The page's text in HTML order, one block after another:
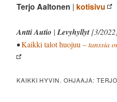
Terjo Aaltonen | kotisivu
Antti Autio |Levyhyllyt[3/
•Kaikki talot huojuu – tanssia
KAIKKI HYVIN. OHJAAJA: